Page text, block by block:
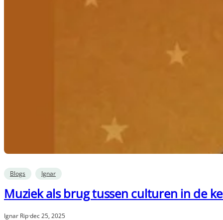
Blogs Ignar
Muziek als brug tussen culturen in de
Ignar Rip·dec 25, 2025